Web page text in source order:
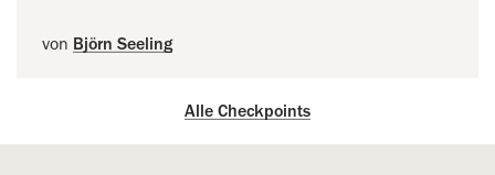
von Björn Seeling
Alle Checkpoints